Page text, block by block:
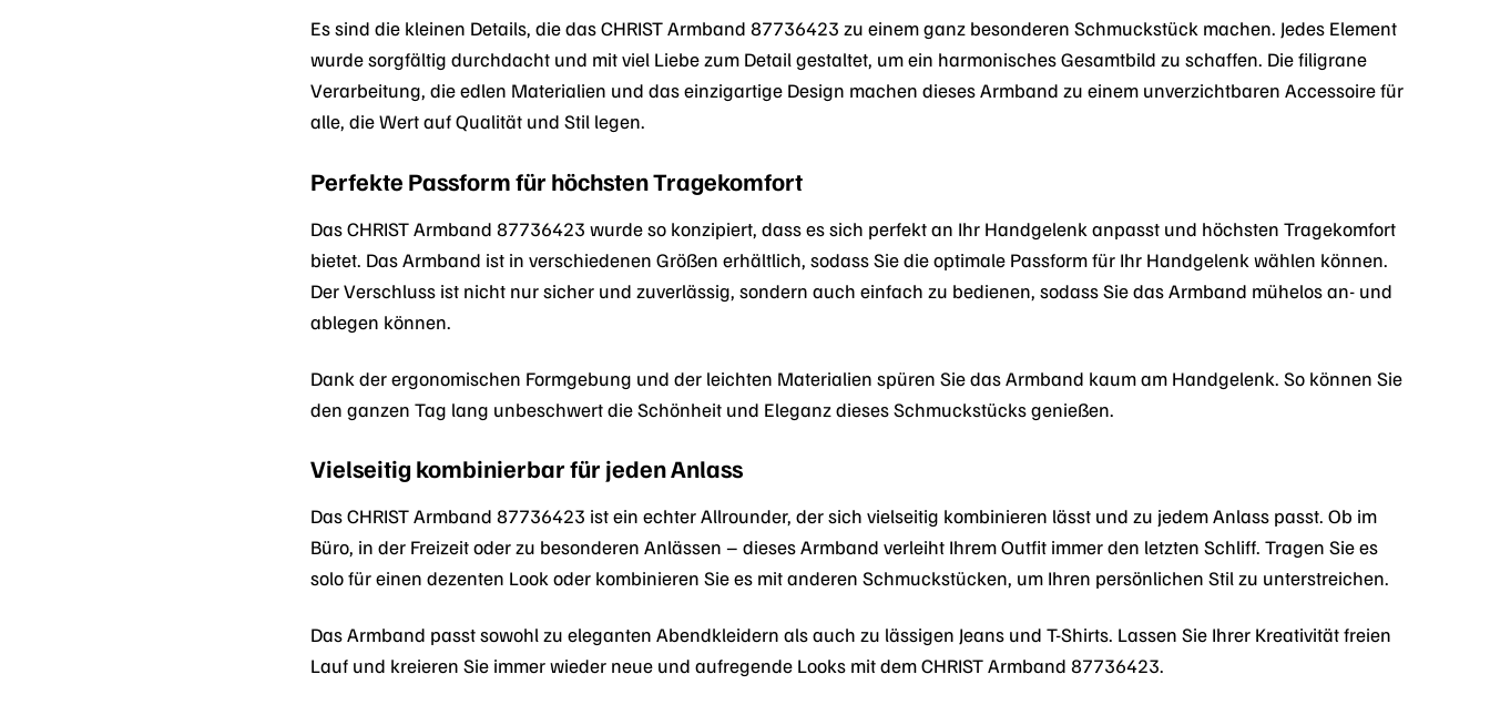
Es sind die kleinen Details, die das CHRIST Armband 87736423 zu einem ganz besonderen Schmuckstück machen. Jedes Element
wurde sorgfältig durchdacht und mit viel Liebe zum Detail gestaltet, um ein harmonisches Gesamtbild zu schaffen. Die filigrane
Verarbeitung, die edlen Materialien und das einzigartige Design machen dieses Armband zu einem unverzichtbaren Accessoire für
alle, die Wert auf Qualität und Stil legen.
Perfekte Passform für höchsten Tragekomfort
Das CHRIST Armband 87736423 wurde so konzipiert, dass es sich perfekt an Ihr Handgelenk anpasst und höchsten Tragekomfort
bietet. Das Armband ist in verschiedenen Größen erhältlich, sodass Sie die optimale Passform für Ihr Handgelenk wählen können.
Der Verschluss ist nicht nur sicher und zuverlässig, sondern auch einfach zu bedienen, sodass Sie das Armband mühelos an- und
ablegen können.
Dank der ergonomischen Formgebung und der leichten Materialien spüren Sie das Armband kaum am Handgelenk. So können Sie
den ganzen Tag lang unbeschwert die Schönheit und Eleganz dieses Schmuckstücks genießen.
Vielseitig kombinierbar für jeden Anlass
Das CHRIST Armband 87736423 ist ein echter Allrounder, der sich vielseitig kombinieren lässt und zu jedem Anlass passt. Ob im
Büro, in der Freizeit oder zu besonderen Anlässen – dieses Armband verleiht Ihrem Outfit immer den letzten Schliff. Tragen Sie es
solo für einen dezenten Look oder kombinieren Sie es mit anderen Schmuckstücken, um Ihren persönlichen Stil zu unterstreichen.
Das Armband passt sowohl zu eleganten Abendkleidern als auch zu lässigen Jeans und T-Shirts. Lassen Sie Ihrer Kreativität freien
Lauf und kreieren Sie immer wieder neue und aufregende Looks mit dem CHRIST Armband 87736423.